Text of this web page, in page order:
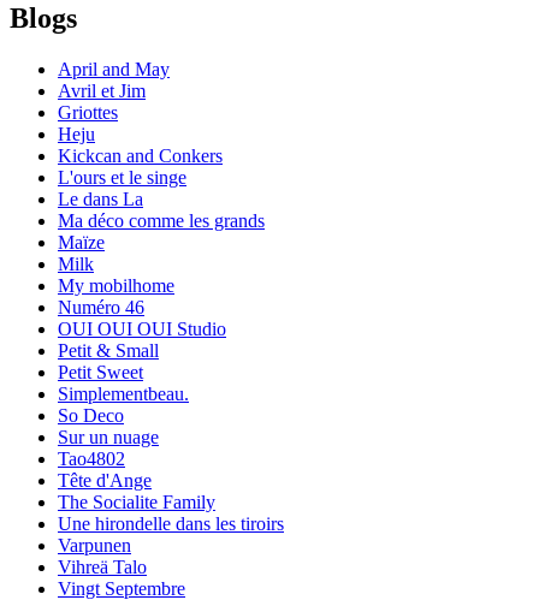
Blogs
April and May
Avril et Jim
Griottes
Heju
Kickcan and Conkers
L'ours et le singe
Le dans La
Ma déco comme les grands
Maïze
Milk
My mobilhome
Numéro 46
OUI OUI OUI Studio
Petit & Small
Petit Sweet
Simplementbeau.
So Deco
Sur un nuage
Tao4802
Tête d'Ange
The Socialite Family
Une hirondelle dans les tiroirs
Varpunen
Vihreä Talo
Vingt Septembre